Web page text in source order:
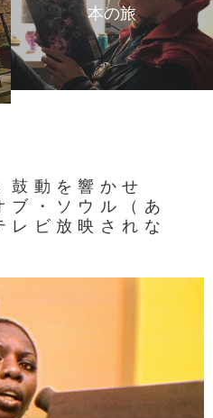
本の旅
鼓動を響かせ
ブ・ソウル（あ
レビ放映されな